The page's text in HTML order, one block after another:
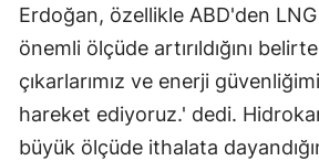
Erdoğan, özellikle ABD'den
önemli ölçüde artırıldığını
çıkarlarımız ve enerji
hareket ediyoruz.' dedi.
büyük ölçüde ithalata